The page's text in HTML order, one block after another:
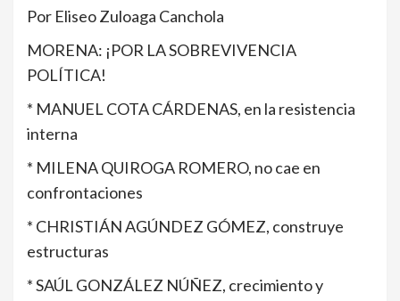
Por Eliseo Zuloaga Canchola
MORENA: ¡POR LA SOBREVIVENCIA
POLÍTICA!
* MANUEL COTA CÁRDENAS, en la resistencia
interna
* MILENA QUIROGA ROMERO, no cae en
confrontaciones
* CHRISTIÁN AGÚNDEZ GÓMEZ, construye
estructuras
* SAÚL GONZÁLEZ NÚÑEZ, crecimiento y